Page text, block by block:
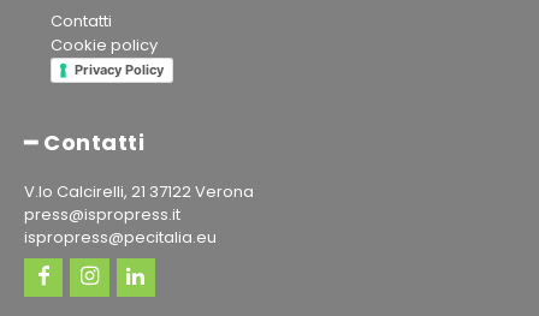
Contatti
Cookie policy
Privacy Policy
━ Contatti
V.lo Calcirelli, 21 37122 Verona
press@ispropress.it
ispropress@pecitalia.eu